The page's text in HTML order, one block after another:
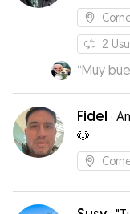
2
“Muy
Fidel ·
🐶